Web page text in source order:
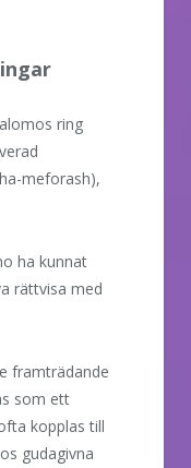
ring
meforash),
ha kunnat
rättvisa med
framträdande
som ett
kopplas till
gudagivna